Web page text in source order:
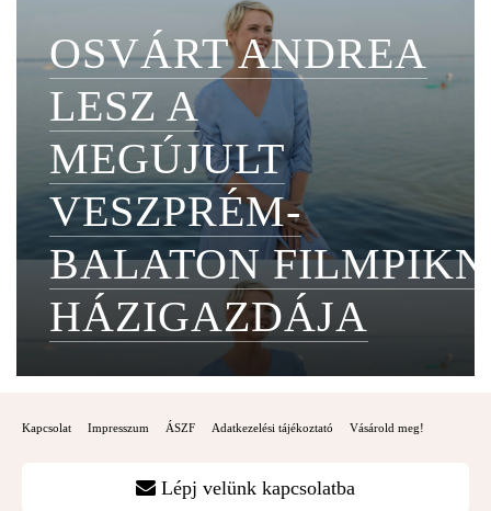
OSVÁRT ANDREA
LESZ A
MEGÚJULT
VESZPRÉM-
BALATON
HÁZIGAZDÁJA
Kapcsolat Impresszum ÁSZF Adatkezelési tájékoztató Vásárold meg!
Lépj velünk kapcsolatba